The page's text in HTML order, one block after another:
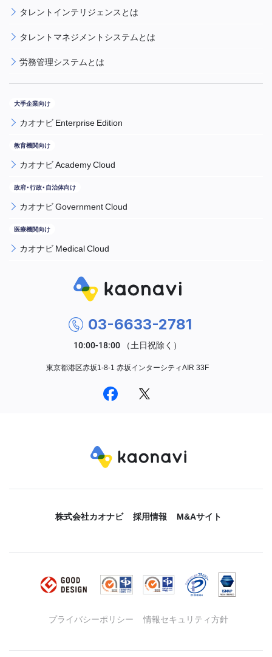
タレントインテリジェンスとは
タレントマネジメントシステムとは
労務管理システムとは
カオナビ Enterprise Edition
カオナビ Academy Cloud
カオナビ Government Cloud
カオナビ Medical Cloud
03-6633-2781
東京都港区赤坂1-8-1 赤坂インターシティAIR 33F
株式会社カオナビ 採用情報 M&Aサイト
プライバシーポリシー 情報セキュリティ方針